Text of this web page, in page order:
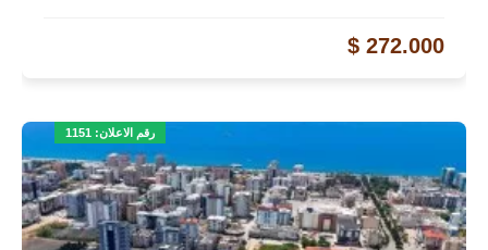
272.000 $
رقم الاعلان: 1151